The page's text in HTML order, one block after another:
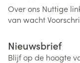
Over ons Nuttige
van wacht
Nieuwsbrief
Blijf op de hoogte